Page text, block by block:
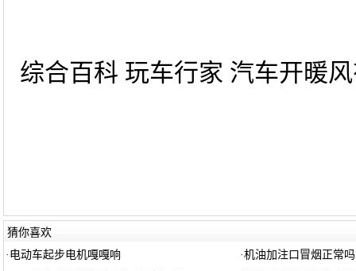
综合百科 玩车行家 汽车开暖
猜你喜欢
· 电动车起步电机嘎嘎响 ·机油加注口冒烟正常吗